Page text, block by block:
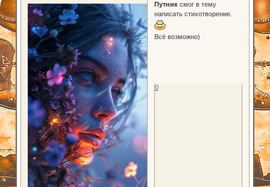
Путниксмог в тему
написать стихотворение.
Всё возможно)
0